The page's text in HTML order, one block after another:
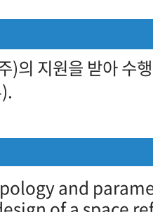
)의 지원을 받아 수
and